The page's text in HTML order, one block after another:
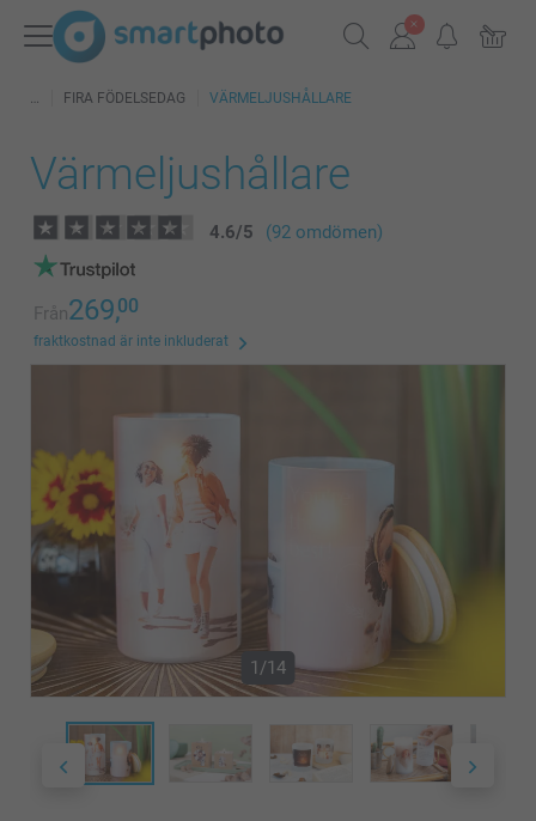
FIRA FÖDELSEDAG VÄRMELJUSHÅLLARE
Värmeljushållare
4.6/5 (92 omdömen)
Från269,00
fraktkostnad är inte inkluderat
1/14